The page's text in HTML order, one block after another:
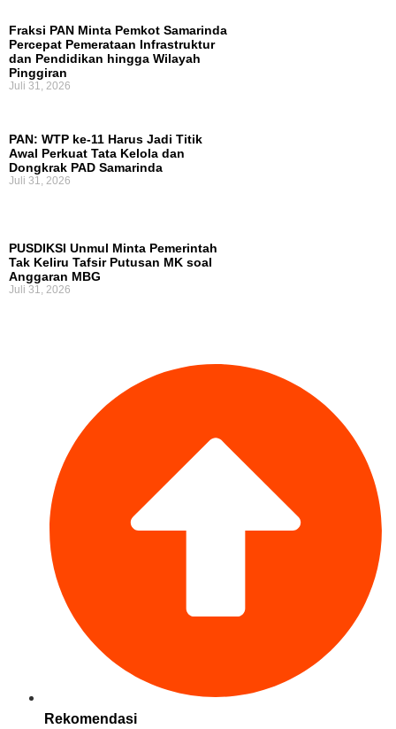
Fraksi PAN Minta Pemkot Samarinda
Percepat Pemerataan Infrastruktur
dan Pendidikan hingga Wilayah
Pinggiran
Juli 31, 2026
PAN: WTP ke-11 Harus Jadi Titik
Awal Perkuat Tata Kelola dan
Dongkrak PAD Samarinda
Juli 31, 2026
PUSDIKSI Unmul Minta Pemerintah
Tak Keliru Tafsir Putusan MK soal
Anggaran MBG
Juli 31, 2026
Rekomendasi